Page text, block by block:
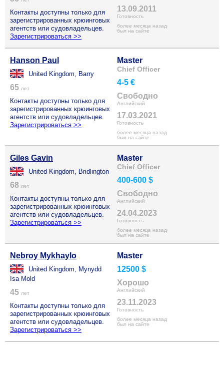
Контакты доступны только для
зарегистрированных крюинговых
агентств или судовладельцев.
Зарегистрироваться >>
13.09.2011
Готовность
более месяца назад
был на сайте
Hanson Paul
United Kingdom, Barry
65 лет
Контакты доступны только для
зарегистрированных крюинговых
агентств или судовладельцев.
Зарегистрироваться >>
Master
Chief Officer
4-5 €
Свободно
Английский
17.03.2021
Готовность
более месяца назад
был на сайте
Giles Gavin
United Kingdom, Bridlington
68 лет
Контакты доступны только для
зарегистрированных крюинговых
агентств или судовладельцев.
Зарегистрироваться >>
Master
Chief Officer
400-600 $
Свободно
Английский
24.04.2023
Готовность
более месяца назад
был на сайте
Nebroy Mykhaylo
United Kingdom, Mynydd
Isa Mold
45 лет
Контакты доступны только для
зарегистрированных крюинговых
агентств или судовладельцев.
Зарегистрироваться >>
Master
12500 $
Хорошо
Английский
23.11.2023
Готовность
более месяца назад
был на сайте